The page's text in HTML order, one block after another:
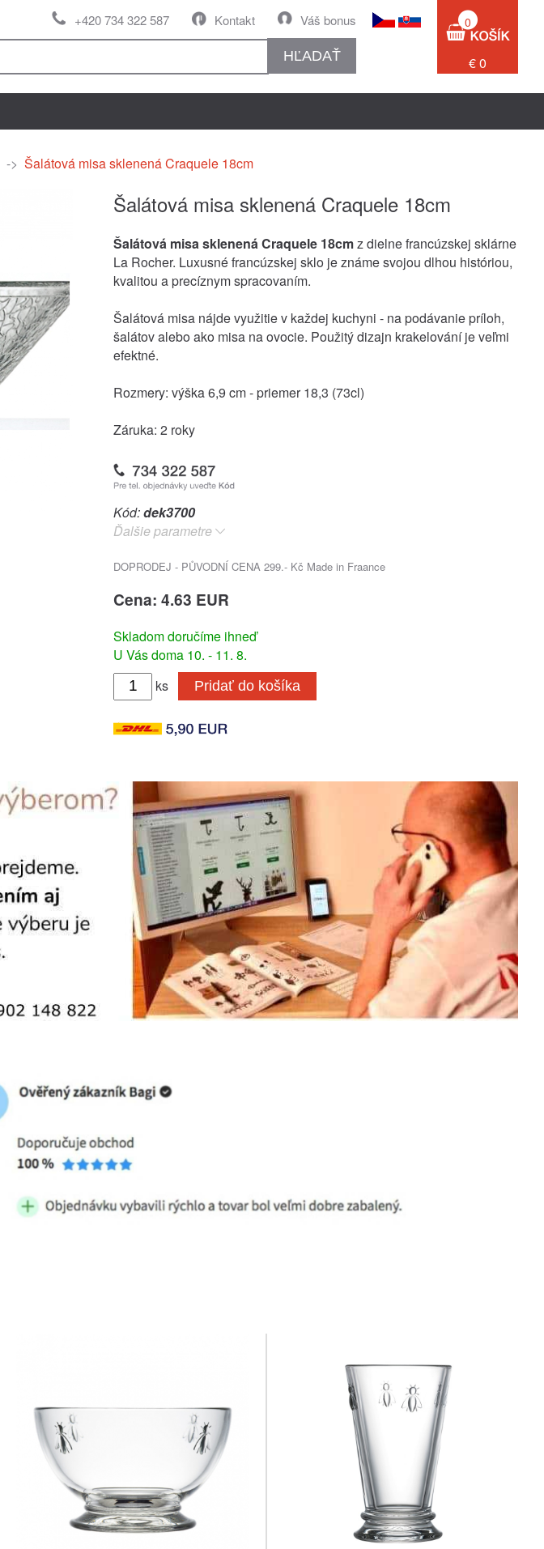
Váš bonus
Kontakt
+420 734 322 587
HĽADAŤ
0
€ 0
-> Šalátová misa sklenená Craquele 18cm
Šalátová misa sklenená Craquele 18cm
Šalátová misa sklenená Craquele 18cmz dielne francúzskej sklárne
La Rocher. Luxusné francúzskej sklo je známe svojou dlhou históriou,
kvalitou a precíznym spracovaním.
Šalátová misa nájde využitie v každej kuchyni - na podávanie príloh,
šalátov alebo ako misa na ovocie. Použitý dizajn krakelování je veľmi
efektné.
Rozmery: výška 6,9 cm - priemer 18,3 (73cl)
Záruka: 2 roky
Kód:dek3700
Ďalšie parametre
DOPRODEJ - PŮVODNÍ CENA 299.- Kč Made in Fraance
Cena: 4.63 EUR
Skladom doručíme ihneď
U Vás doma 10. - 11. 8.
ks
Pridať do košíka